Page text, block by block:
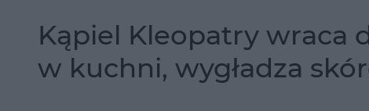
Kąpiel Kleopatry wraca
w kuchni, wygładza